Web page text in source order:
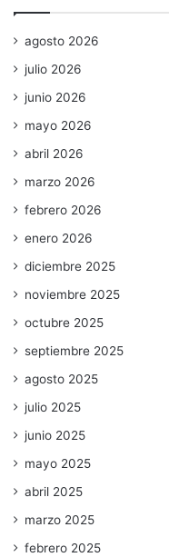
agosto 2026
julio 2026
junio 2026
mayo 2026
abril 2026
marzo 2026
febrero 2026
enero 2026
diciembre 2025
noviembre 2025
octubre 2025
septiembre 2025
agosto 2025
julio 2025
junio 2025
mayo 2025
abril 2025
marzo 2025
febrero 2025